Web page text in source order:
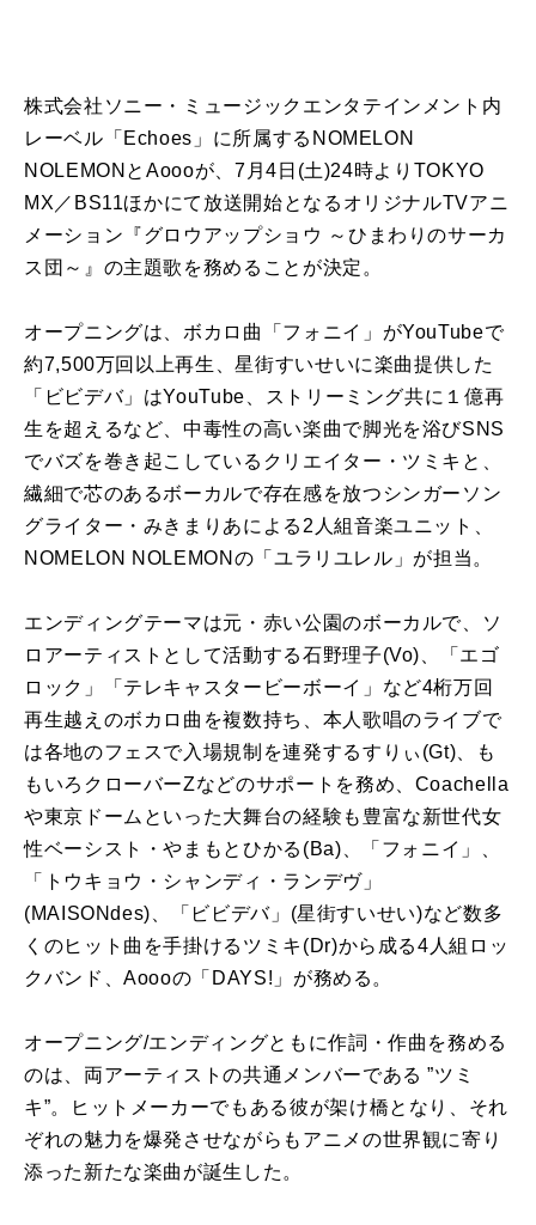
株式会社ソニー・ミュージックエンタテインメント内
レーベル「Echoes」に所属するNOMELON
NOLEMONとAoooが、7月4日(土)24時よりTOKYO
MX／BS11ほかにて放送開始となるオリジナルTVアニ
メーション『グロウアップショウ ～ひまわりのサーカ
ス団～』の主題歌を務めることが決定。
オープニングは、ボカロ曲「フォニイ」がYouTubeで
約7,500万回以上再生、星街すいせいに楽曲提供した
「ビビデバ」はYouTube、ストリーミング共に１億再
生を超えるなど、中毒性の高い楽曲で脚光を浴びSNS
でバズを巻き起こしているクリエイター・ツミキと、
繊細で芯のあるボーカルで存在感を放つシンガーソン
グライター・みきまりあによる2人組音楽ユニット、
NOMELON NOLEMONの「ユラリユレル」が担当。
エンディングテーマは元・赤い公園のボーカルで、ソ
ロアーティストとして活動する石野理子(Vo)、「エゴ
ロック」「テレキャスタービーボーイ」など4桁万回
再生越えのボカロ曲を複数持ち、本人歌唱のライブで
は各地のフェスで入場規制を連発するすりぃ(Gt)、も
もいろクローバーZなどのサポートを務め、Coachella
や東京ドームといった大舞台の経験も豊富な新世代女
性ベーシスト・やまもとひかる(Ba)、「フォニイ」、
「トウキョウ・シャンディ・ランデヴ」
(MAISONdes)、「ビビデバ」(星街すいせい)など数多
くのヒット曲を手掛けるツミキ(Dr)から成る4人組ロッ
クバンド、Aoooの「DAYS!」が務める。
オープニング/エンディングともに作詞・作曲を務める
のは、両アーティストの共通メンバーである ”ツミ
キ”。ヒットメーカーでもある彼が架け橋となり、それ
ぞれの魅力を爆発させながらもアニメの世界観に寄り
添った新たな楽曲が誕生した。